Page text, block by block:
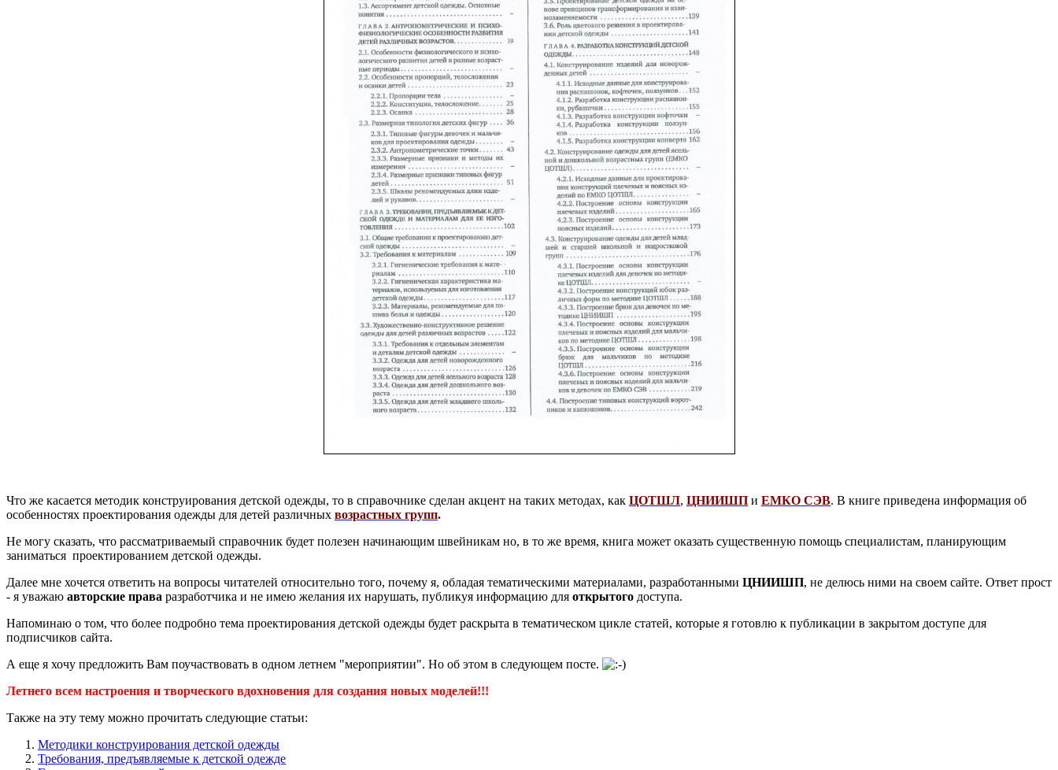
Что же касается методик конструирования детской одежды, то в справочнике сделан акцент на таких методах, как ЦОТШЛ, ЦНИИШП и ЕМКО СЭВ. В книге приведена информация об
особенностях проектирования одежды для детей различных возрастных групп.
Не могу сказать, что рассматриваемый справочник будет полезен начинающим швейникам но, в то же время, книга может оказать существенную помощь специалистам, планирующим
заниматься проектированием детской одежды.
Далее мне хочется ответить на вопросы читателей относительно того, почему я, обладая тематическими материалами, разработанными ЦНИИШП, не делюсь ними на своем сайте. Ответ прост
- я уважаю авторские права разработчика и не имею желания их нарушать, публикуя информацию для открытого доступа.
Напоминаю о том, что более подробно тема проектирования детской одежды будет раскрыта в тематическом цикле статей, которые я готовлю к публикации в закрытом доступе для
подписчиков сайта.
А еще я хочу предложить Вам поучаствовать в одном летнем "мероприятии". Но об этом в следующем посте.
Летнего всем настроения и творческого вдохновения для создания новых моделей!!!
Также на эту тему можно прочитать следующие статьи:
Методики конструирования детской одежды
Требования, предъявляемые к детской одежде